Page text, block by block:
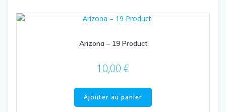
Arizona – 19 Product
10,00 €
Ajouter au panier